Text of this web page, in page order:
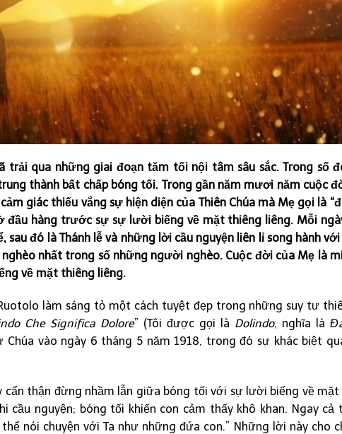
trải qua những giai đoạn tăm tối nội tâm sâu sắc. Trong số
thành bất chấp bóng tối. Trong gần năm mươi năm cuộc
giác thiếu vắng sự hiện diện của Thiên Chúa mà Mẹ gọi là
đầu hàng trước sự sự lười biếng về mặt thiêng liêng. Mỗi
sau đó là Thánh lễ và những lời cầu nguyện liên lỉ song hành
nhất trong số những người nghèo. Cuộc đời của Mẹ là
về mặt thiêng liêng.
làm sáng tỏ một cách tuyệt đẹp trong những suy tư
Che Significa Dolore” (Tôi được gọi là Dolindo, nghĩa là
vào ngày 6 tháng 5 năm 1918, trong đó sự khác biệt
cẩn thận đừng nhầm lẫn giữa bóng tối với sự lười biếng về
cầu nguyện; bóng tối khiến con cảm thấy khô khan. Ngay cả
nói chuyện với Ta như những đứa con.” Những lời này cho